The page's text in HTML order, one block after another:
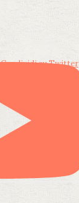
Condividi su Twitter